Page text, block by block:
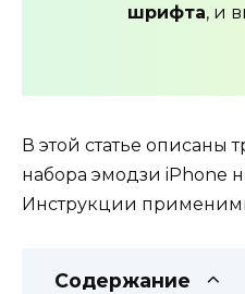
шрифта, и
В этой статье описаны
набора эмодзи iPhone
Инструкции
Содержание